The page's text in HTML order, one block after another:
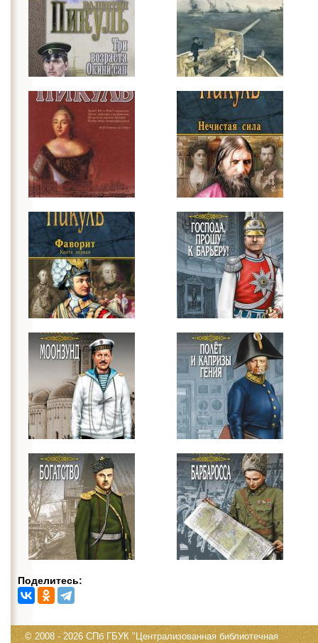
Поделитесь:
© 2008 - 2026 СПб ГБУК "Централизованная библиотечная